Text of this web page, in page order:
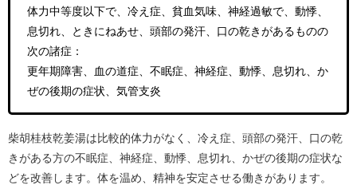
体力中等度以下で、冷え症、貧血気味、神経過敏で、動悸、
息切れ、ときにねあせ、頭部の発汗、口の乾きがあるものの
次の諸症：
更年期障害、血の道症、不眠症、神経症、動悸、息切れ、か
ぜの後期の症状、気管支炎
柴胡桂枝乾姜湯は比較的体力がなく、冷え症、頭部の発汗、口の乾
きがある方の不眠症、神経症、動悸、息切れ、かぜの後期の症状な
どを改善します。体を温め、精神を安定させる働きがあります。